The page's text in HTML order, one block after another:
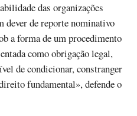
das organizações
dever de reporte nominativo
a forma de um procedimento
como obrigação legal,
de condicionar, constranger
fundamental», defende o